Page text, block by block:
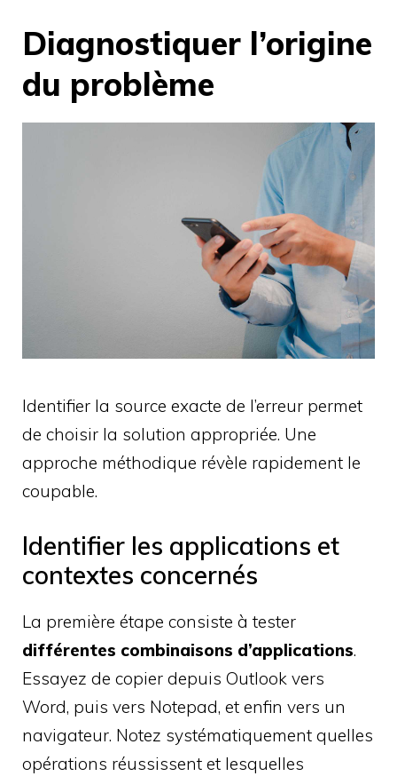
Diagnostiquer l’origine
du problème
Identifier la source exacte de l’erreur permet
de choisir la solution appropriée. Une
approche méthodique révèle rapidement le
coupable.
Identifier les applications et
contextes concernés
La première étape consiste à tester
différentes combinaisons d’applications.
Essayez de copier depuis Outlook vers
Word, puis vers Notepad, et enfin vers un
navigateur. Notez systématiquement quelles
opérations réussissent et lesquelles